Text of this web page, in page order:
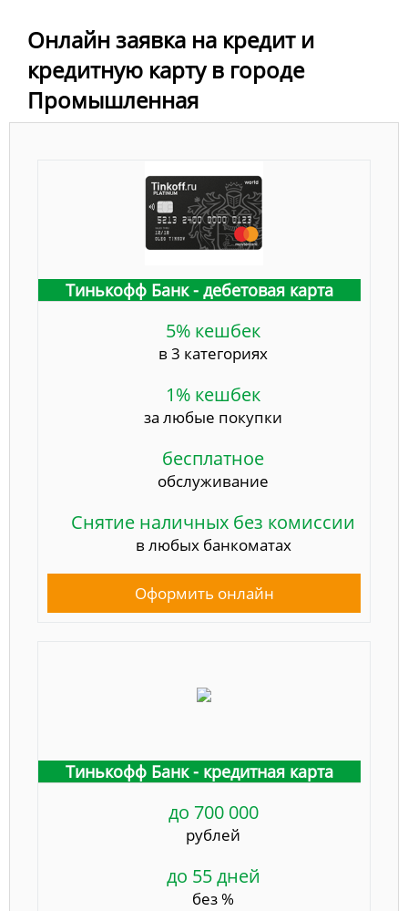
Онлайн заявка на кредит и
кредитную карту в городе
Промышленная
Тинькофф Банк - дебетовая карта
5% кешбек
в 3 категориях
1% кешбек
за любые покупки
бесплатное
обслуживание
Снятие наличных без комиссии
в любых банкоматах
Оформить онлайн
Тинькофф Банк - кредитная карта
до 700 000
рублей
до 55 дней
без %